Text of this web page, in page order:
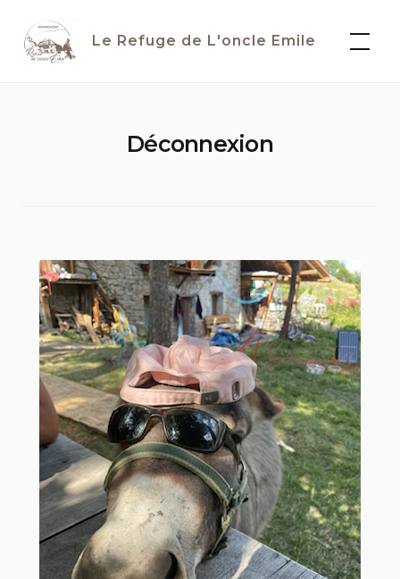
content
Le Refuge de L'oncle Emile
Déconnexion